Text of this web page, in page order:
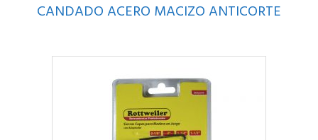
CANDADO ACERO MACIZO ANTICORTE